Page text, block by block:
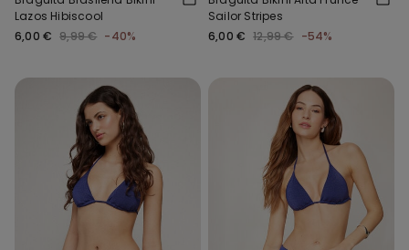
Lazos Hibiscool
6,00 € 9,99 € -40%
Sailor Stripes
6,00 € 12,99 € -54%